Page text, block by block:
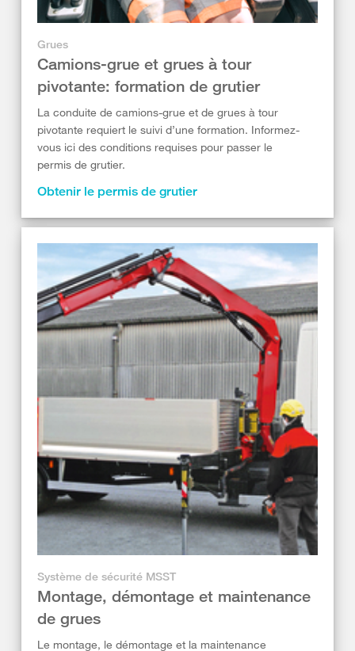
Grues
Camions-grue et grues à tour
pivotante: formation de grutier
La conduite de camions-grue et de grues à tour
pivotante requiert le suivi d’une formation. Informez-
vous ici des conditions requises pour passer le
permis de grutier.
Obtenir le permis de grutier
Système de sécurité MSST
Montage, démontage et maintenance
de grues
Le montage, le démontage et la maintenance